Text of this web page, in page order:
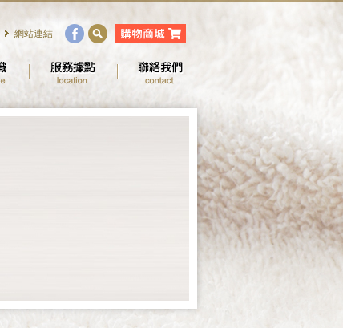
網站連結